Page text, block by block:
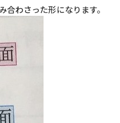
わさった形になります。